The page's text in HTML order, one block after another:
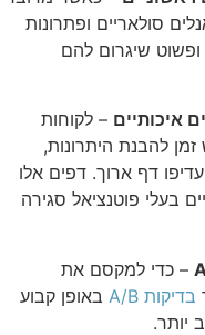
סולאריים ופתרונות
שיגרום להם
איכותיים – לקוחות
להבנת היתרונות,
דף ארוך. דפים אלו
בעלי פוטנציאל סגירה
– כדי למקסם את
בדיקות A/B
באופן קבוע
יותר.